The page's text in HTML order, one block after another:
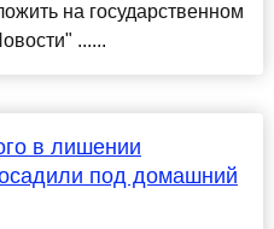
на государственном
......
в лишении
под домашний